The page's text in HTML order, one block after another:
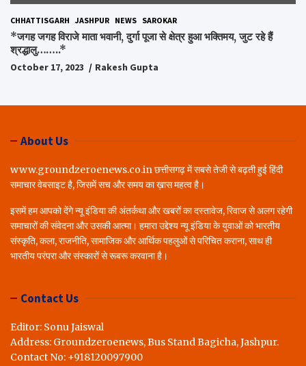
CHHATTISGARH JASHPUR NEWS SAROKAR
*जगह जगह विराजे माता भवानी, दुर्गा पूजा से क्षेत्र हुआ भक्तिमय, जुट रहे हैं
श्रद्धालु……..*
October 17, 2023 Rakesh Gupta
About Us
www.groundzeroenews.co.in छत्तीसगढ़ में सबसे तेजी से बढ़ती हुई हिंदी
समाचार वेबसाइट है, जिसमें सच और समय का ख़ास महत्व है।
इसमें हम आपको देंगे न्यू इंडिया की अंतर्कथा और खबरों का दस्तावेज, रिवाज से अलग रहेगी
समाचारों की संवेदना और उसकी आत्मा। हमारा उद्देश्य न्यू इंडिया के युवाओं को भारतीय
संस्कृति, कला, राजनीति, सामाजिक और आर्थिक पहलुओं से परिचित कराना, साथ ही
भारतीय परंपरा और संस्कारों से रूबरू करवाना है।
Contact Us
Editor: Sonu Jaiswal
Address: Groundzeroenews, Bus Stand Bagicha, Jashpur.
Contact No: +918120097900